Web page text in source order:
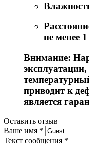
не менее
Внимание:
приводит к
является
Оставить отзыв
Ваше имя *
Текст сообщения *